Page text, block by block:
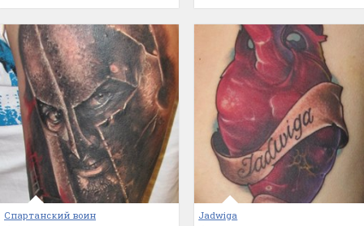
Спартанский воин Jadwiga